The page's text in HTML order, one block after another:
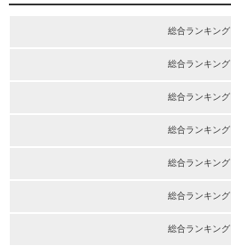
総合ランキング
総合ランキング
総合ランキング
総合ランキング
総合ランキング
総合ランキング
総合ランキング